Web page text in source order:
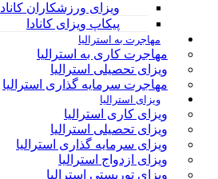
ویزای ورزشکاران کانادا
پیکاپ ویزای کانادا
مهاجرت به استرالیا
مهاجرت کاری به استرالیا
ویزای تحصیلی استرالیا
مهاجرت سرمایه گذاری استرالیا
ویزای استرالیا
ویزای کاری استرالیا
ویزای تحصیلی استرالیا
ویزای سرمایه گذاری استرالیا
ویزای ازدواج استرالیا
ویزای توریستی استرالیا